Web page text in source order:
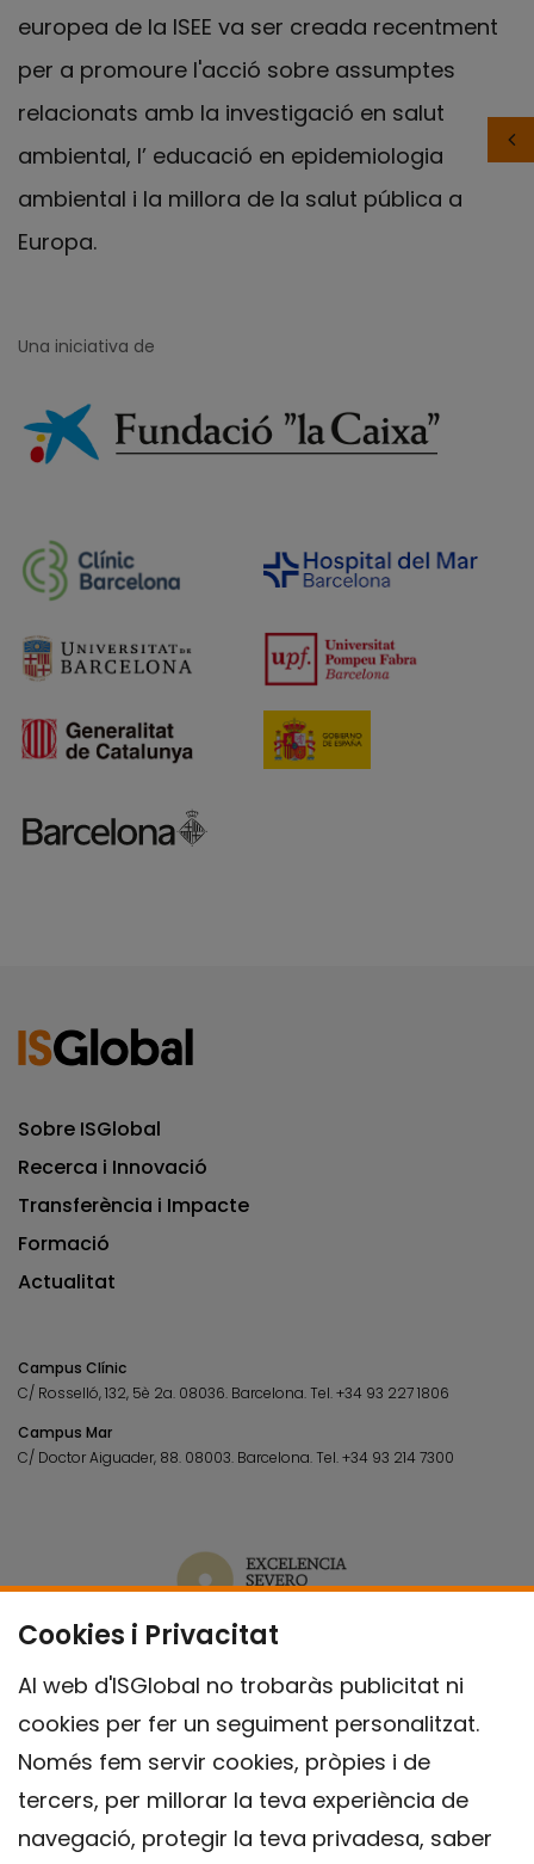
europea de la ISEE va ser creada recentment
per a promoure l'acció sobre assumptes
relacionats amb la investigació en salut
ambiental, l’ educació en epidemiologia
ambiental i la millora de la salut pública a
Europa.
Cookies i Privacitat
Al web d'ISGlobal no trobaràs publicitat ni
cookies per fer un seguiment personalitzat.
Només fem servir cookies, pròpies i de
tercers, per millorar la teva experiència de
navegació, protegir la teva privadesa, saber
Una iniciativa de
Sobre ISGlobal
Recerca i Innovació
Transferència i Impacte
Formació
Actualitat
Campus Clínic
C/ Rosselló, 132, 5è 2a. 08036. Barcelona.Tel.+34 93 227 1806
Campus Mar
C/ Doctor Aiguader, 88. 08003. Barcelona.Tel.+34 93 214 7300